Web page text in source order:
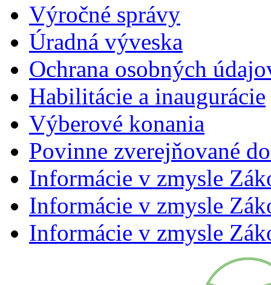
Výročné správy
Úradná výveska
Ochrana osobných
Habilitácie a inaugurácie
Výberové konania
Povinne zverejňované
Informácie v zmysle
Informácie v zmysle
Informácie v zmysle